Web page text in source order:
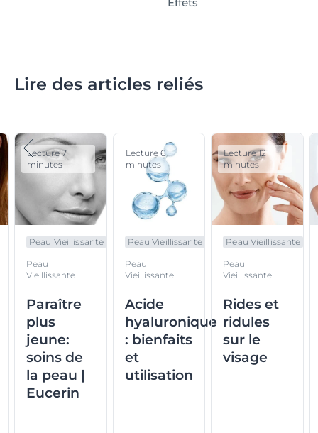
Lire des articles reliés
Peau Vieillissante
Peau
Vieillissante
Paraître
plus
jeune:
soins de
la peau |
Eucerin
Lecture 7
minutes
Peau Vieillissante
Peau
Vieillissante
Acide
hyaluronique
: bienfaits
et
utilisation
Lecture 6
minutes
Peau Vieillissante
Peau
Vieillissante
Rides et
ridules
sur le
visage
Lecture 12
minutes